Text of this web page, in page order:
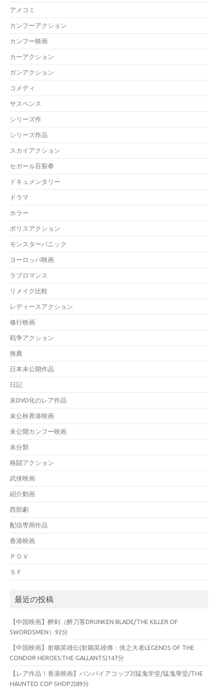
アメコミ
カンフーアクション
カンフー映画
カーアクション
ガンアクション
コメディ
サスペンス
シリーズ作
シリーズ作品
スカイアクション
セガール百裂拳
ドキュメンタリー
ドラマ
ホラー
ポリスアクション
モンスターパニック
ヨーロッパ映画
ラブロマンス
リメイク比較
レディースアクション
修行映画
戦争アクション
推薦
日本未公開作品
日記
未DVD化のレア作品
未公秋香港映画
未公開カンフー映画
未分類
格闘アクション
武侠映画
紹介動画
西部劇
配信専用作品
香港映画
ＰＯＶ
ＳＦ
最近の投稿
【中国映画】醉剣（醉刀客DRUNKEN BLADE/THE KILLER OF
SWORDSMEN）92分
【中国映画】射鵰英雄伝(射鵰英雄傳：侠之大者LEGENDS OF THE
CONDOR HEROES:THE GALLANTS)147分
【レア作品！香港映画】バンパイアコップ2(猛鬼学堂/猛鬼學堂/THE
HAUNTED COP SHOP2)89分